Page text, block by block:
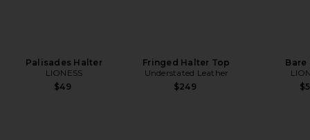
Palisades Halter
LIONESS
$49
Fringed Halter Top
Understated Leather
$249
Bare